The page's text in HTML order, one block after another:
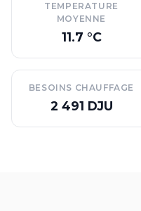
TEMPERATURE
MOYENNE
11.7 °C
BESOINS CHAUFFAGE
2 491 DJU